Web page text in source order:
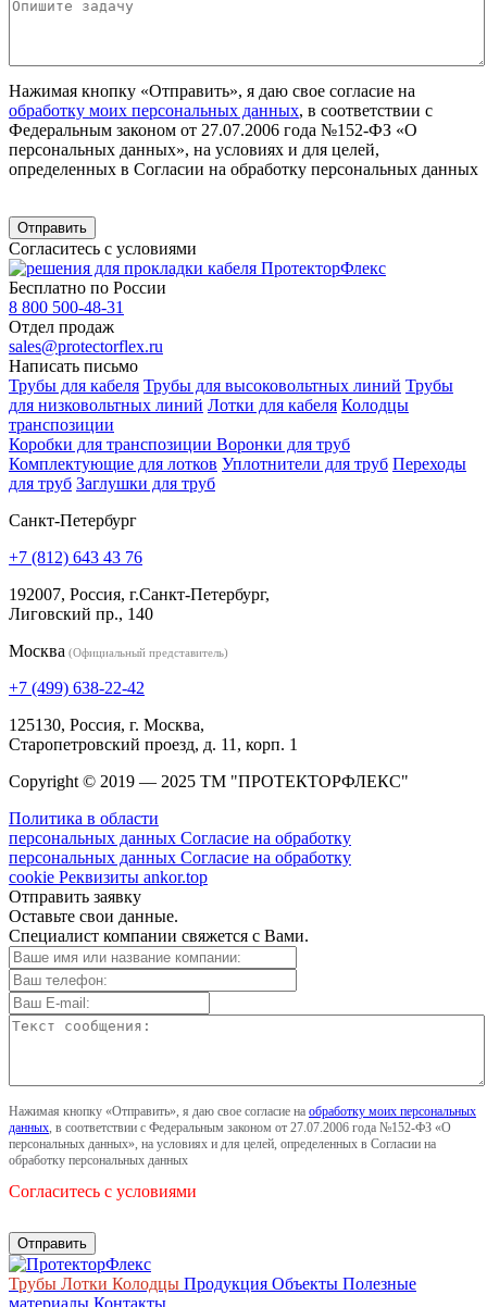
Нажимая кнопку «Отправить», я даю свое согласие на
обработку моих персональных данных, в соответствии с
Федеральным законом от 27.07.2006 года №152-ФЗ «О
персональных данных», на условиях и для целей,
определенных в Согласии на обработку персональных данных
Согласитесь с условиями
Бесплатно по России
8 800 500-48-31
Отдел продаж
sales@protectorflex.ru
Написать письмо
Трубы для кабеля Трубы для высоковольтных линий Трубы
для низковольтных линий Лотки для кабеля Колодцы
транспозиции
Коробки для транспозиции Воронки для труб
Комплектующие для лотков Уплотнители для труб Переходы
для труб Заглушки для труб
Санкт-Петербург
+7 (812) 643 43 76
192007, Россия, г.Санкт-Петербург,
Лиговский пр., 140
Москва (Официальный представитель)
+7 (499) 638-22-42
125130, Россия, г. Москва,
Старопетровский проезд, д. 11, корп. 1
Copyright © 2019 — 2025 ТМ "ПРОТЕКТОРФЛЕКС"
Политика в области
персональных данных Согласие на обработку
персональных данных Согласие на обработку
cookie Реквизиты ankor.top
Отправить заявку
Оставьте свои данные.
Специалист компании свяжется с Вами.
Нажимая кнопку «Отправить», я даю свое согласие на обработку моих персональных
данных , в соответствии с Федеральным законом от 27.07.2006 года №152-ФЗ «О
персональных данных», на условиях и для целей, определенных в Согласии на
обработку персональных данных
Согласитесь с условиями
Трубы Лотки Колодцы Продукция Объекты Полезные
материалы Контакты